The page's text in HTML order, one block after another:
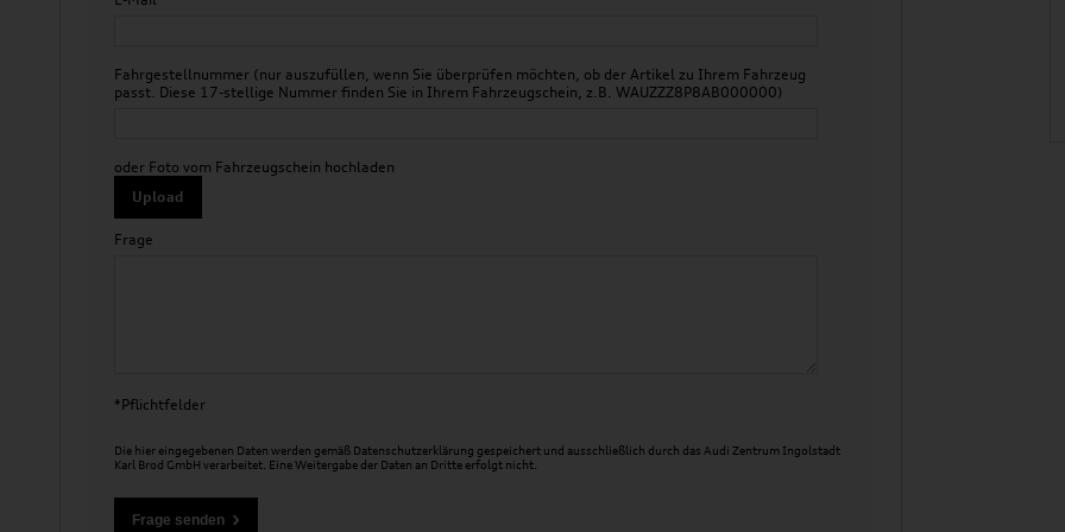
Fahrgestellnummer (nur auszufüllen, wenn Sie überprüfen möchten, ob der Artikel zu Ihrem Fahrzeug
passt. Diese 17-stellige Nummer finden Sie in Ihrem Fahrzeugschein, z.B. WAUZZZ8P8AB000000)
oder Foto vom Fahrzeugschein hochladen
Upload
Frage
*Pflichtfelder
Die hier eingegebenen Daten werden gemäß Datenschutzerklärung gespeichert und ausschließlich durch das Audi Zentrum Ingolstadt
Karl Brod GmbH verarbeitet. Eine Weitergabe der Daten an Dritte erfolgt nicht.